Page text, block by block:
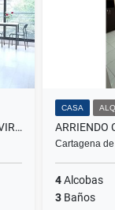
VENTA DE APARTAESTUDIO EN EL VIRREY
CASA
Cartagena
4Alcobas
3 Baños